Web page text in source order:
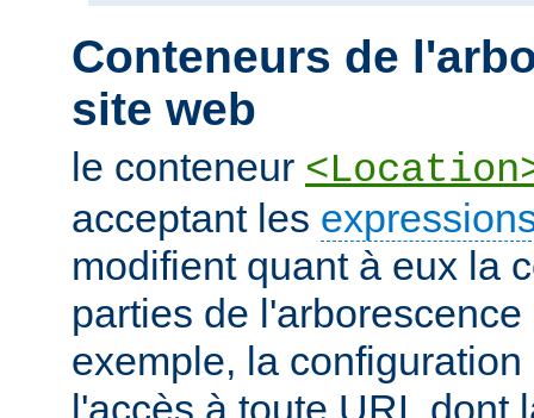
Conteneurs de
site web
le conteneur
acceptant les
modifient quant à eux la
parties de
exemple, la